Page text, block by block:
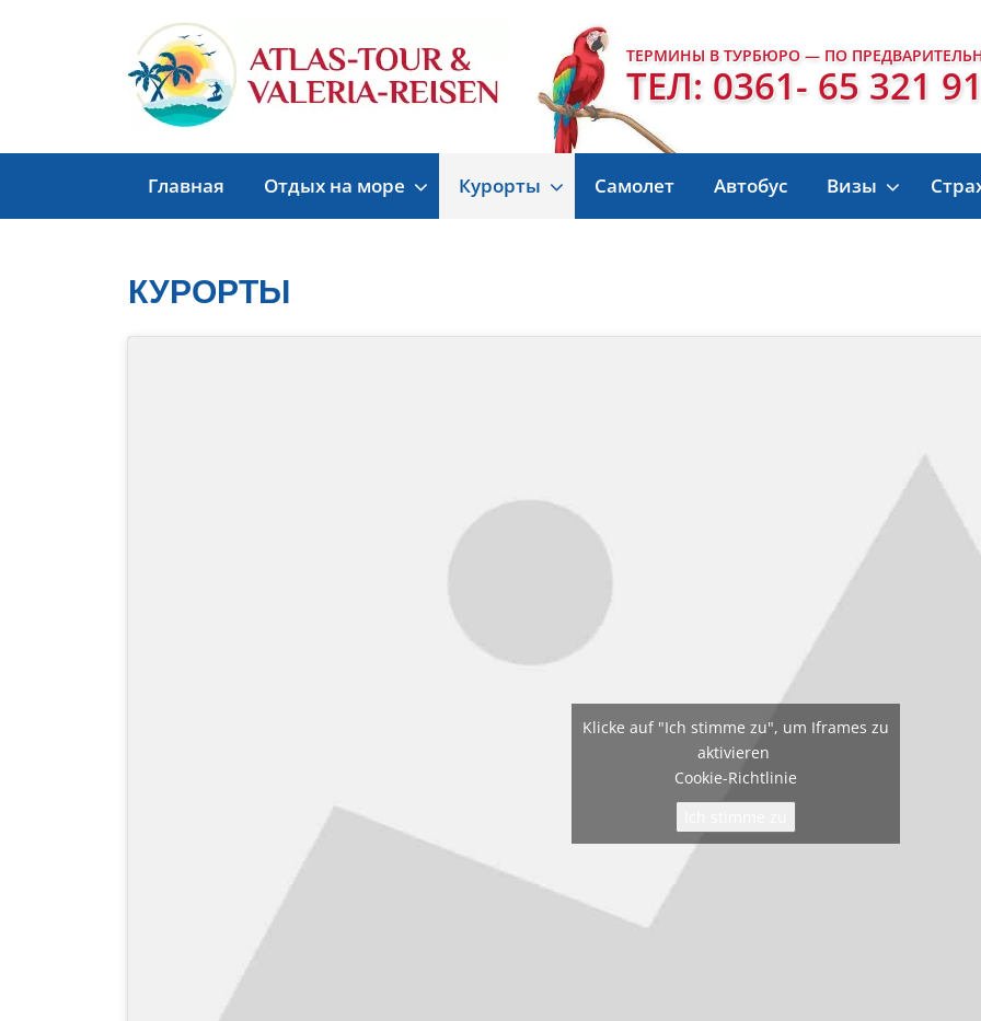
ТЕРМИНЫ В ТУРБЮРО — ПО
ТЕЛ: 0361- 65 321 91
Главная Отдых на море Курорты Самолет Автобус Визы
КУРОРТЫ
Klicke auf "Ich stimme zu", um Iframes zu
aktivieren
Cookie-Richtlinie